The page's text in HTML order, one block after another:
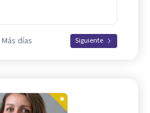
Más días Siguiente